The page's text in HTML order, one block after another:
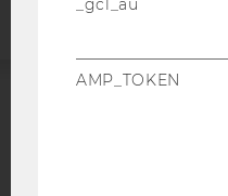
_gcl_au
AMP_TOKEN